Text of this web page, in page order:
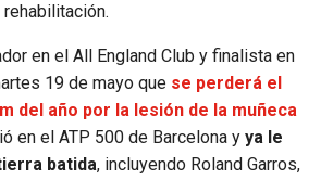
rehabilitación.
en el All England Club y finalista en
19 de mayo que se perderá el
del año por la lesión de la muñeca
en el ATP 500 de Barcelona y ya le
batida, incluyendo Roland Garros,